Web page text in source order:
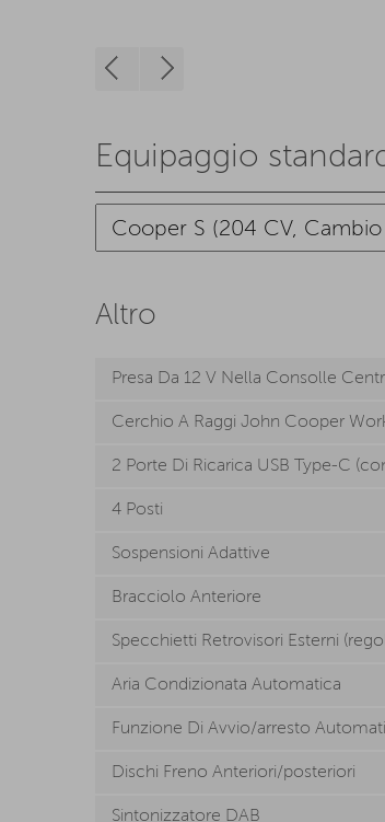
Equipaggio
Altro
Presa Da 12 V Nella Consolle
Cerchio A Raggi John Cooper
2 Porte Di Ricarica USB Type-C
4 Posti
Sospensioni Adattive
Bracciolo Anteriore
Specchietti Retrovisori Esterni
Aria Condizionata Automatica
Funzione Di Avvio/arresto
Dischi Freno Anteriori/posteriori
Sintonizzatore DAB